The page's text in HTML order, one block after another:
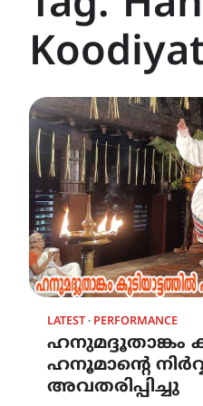
LATEST PERFORMANCE
ഹനുമദ്ദൂതാങ്കം
ഹനൂമാന്റെ
അവതരിപ്പിച്ചു